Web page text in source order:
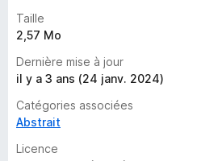
n
s
t
a
t
Taille
2,57 Mo
Dernière mise à jour
il y a 3 ans (24 janv. 2024)
Catégories associées
Abstrait
Licence